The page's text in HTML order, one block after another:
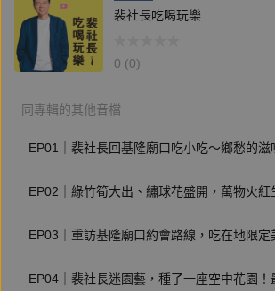
用
✅汰舊換新加貨物稅減免最高10萬
✅加碼5年14萬公里延長保固 (以先到者為準)
TOYOTA多元車型滿足你的各種需求
​📌詳細活動辦法及限制請至TOYOTA官網查
https://www.toyota.com.tw/offer.aspx
https://www.toyota.com.tw/testdrive.aspx
裴社長吃喝玩樂
0 (0)
同專輯的其他音檔